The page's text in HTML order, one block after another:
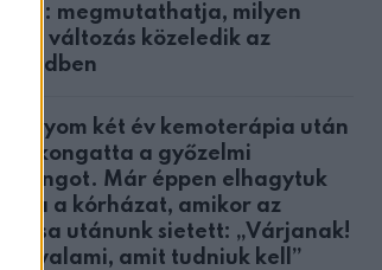
közül: megmutathatja, milyen
nagy változás közeledik az
életedben
A lányom két év kemoterápia után
megkongatta a győzelmi
harangot. Már éppen elhagytuk
volna a kórházat, amikor az
orvosa utánunk sietett: „Várjanak!
Van valami, amit tudniuk kell”